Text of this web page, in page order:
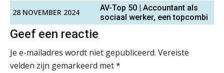
28 NOVEMBER 2024
AV-Top 50 | Accountant als
sociaal werker, een topcombi
Geef een reactie
Je e-mailadres wordt niet gepubliceerd. Vereiste
velden zijn gemarkeerd met*
ICT & AI | “Accountancywerk
verandert sneller dan de meeste
kantoren beseffen”
De cijfers kloppen. Maar klopt de
cultuur ook?
Gevorderd assistent accountant
BonsenReuling
Accountant Agri & Food – Terneuzen